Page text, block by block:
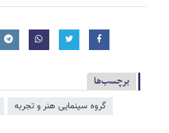
برچسب‌ها
گروه سینمایی هنر و تجربه